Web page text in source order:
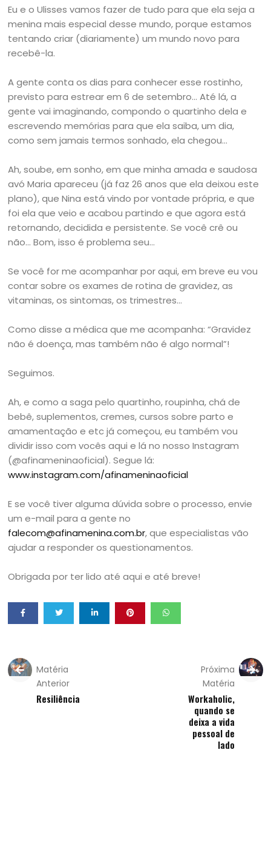
Eu e o Ulisses vamos fazer de tudo para que ela seja a
menina mais especial desse mundo, porque estamos
tentando criar (diariamente) um mundo novo para
recebê-la.
A gente conta os dias para conhecer esse rostinho,
previsto para estrear em 6 de setembro… Até lá, a
gente vai imaginando, compondo o quartinho dela e
escrevendo memórias para que ela saiba, um dia,
como sem jamais termos sonhado, ela chegou…
Ah, soube, em sonho, em que minha amada e saudosa
avó Maria apareceu (já faz 26 anos que ela deixou este
plano), que Nina está vindo por vontade própria, e que
foi ela que veio e acabou partindo e que agora está
retornando, decidida e persistente. Se você crê ou
não… Bom, isso é problema seu…
Se você for me acompanhar por aqui, em breve eu vou
contar sobre os exames de rotina de gravidez, as
vitaminas, os sintomas, os trimestres…
Como disse a médica que me acompanha: “Gravidez
não é doença, mas também não é algo normal”!
Seguimos.
Ah, e como a saga pelo quartinho, roupinha, chá de
bebê, suplementos, cremes, cursos sobre parto e
amamentação e etc já começou, eu também vou
dividir isso com vocês aqui e lá no nosso Instagram
(@afinameninaoficial). Segue lá:
www.instagram.com/afinameninaoficial
E se você tiver alguma dúvida sobre o processo, envie
um e-mail para a gente no
falecom@afinamenina.com.br, que especialistas vão
ajudar a responder os questionamentos.
Obrigada por ter lido até aqui e até breve!
Matéria
Anterior
Resiliência
Próxima
Matéria
Workaholic,
quando se
deixa a vida
pessoal de
lado